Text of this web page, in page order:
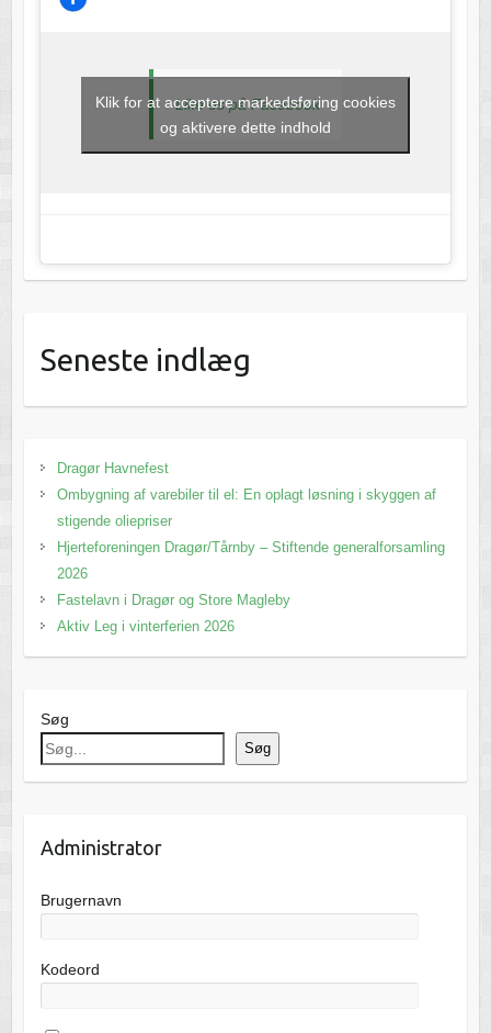
Like os på Facebook
Klik for at acceptere markedsføring cookies
og aktivere dette indhold
Seneste indlæg
Dragør Havnefest
Ombygning af varebiler til el: En oplagt løsning i skyggen af
stigende oliepriser
Hjerteforeningen Dragør/Tårnby – Stiftende generalforsamling
2026
Fastelavn i Dragør og Store Magleby
Aktiv Leg i vinterferien 2026
Søg
Søg
Administrator
Brugernavn
Kodeord